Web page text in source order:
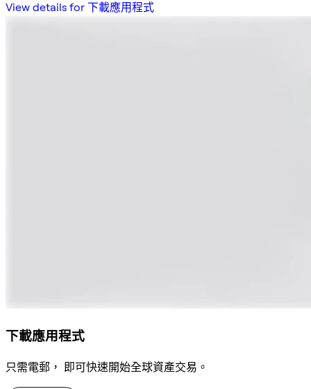
View details for 下載應用程式
下載應用程式
只需電郵， 即可快速開始全球資產交易。